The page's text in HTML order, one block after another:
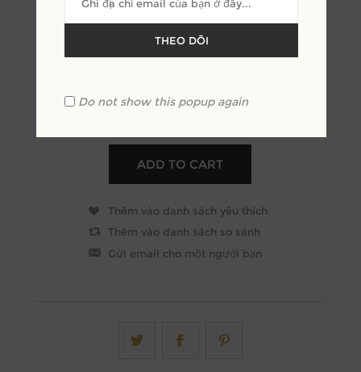
Kêu gọi định giá
THEO DÕI
Do not show this popup again